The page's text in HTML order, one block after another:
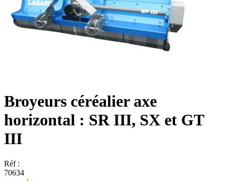
Broyeurs céréalier axe
horizontal : SR III, SX et GT
III
Réf :
70634